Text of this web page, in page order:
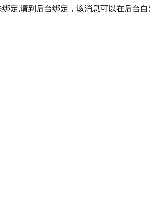
定,请到后台绑定，该消息可以在后台自